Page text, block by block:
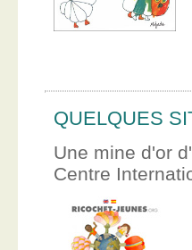
QUELQUES
Une mine d'or
Centre